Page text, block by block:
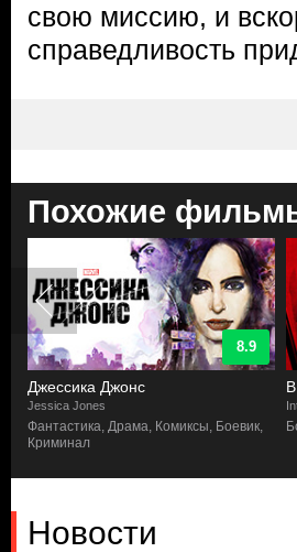
свою миссию, и
справедливость
Похожие
8.9
Джессика Джонс
Jessica Jones
Фантастика, Драма, Комиксы, Боевик,
Криминал
Новости